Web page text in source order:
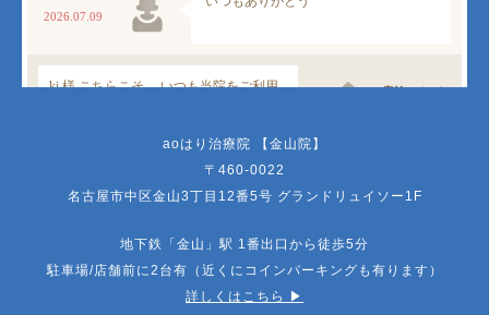
aoはり治療院 【金山院】
〒460-0022
名古屋市中区金山3丁目12番5号 グランドリュイソー1F
地下鉄「金山」駅 1番出口から徒歩5分
駐車場/店舗前に2台有（近くにコインパーキングも有ります）
詳しくはこちら ▶︎